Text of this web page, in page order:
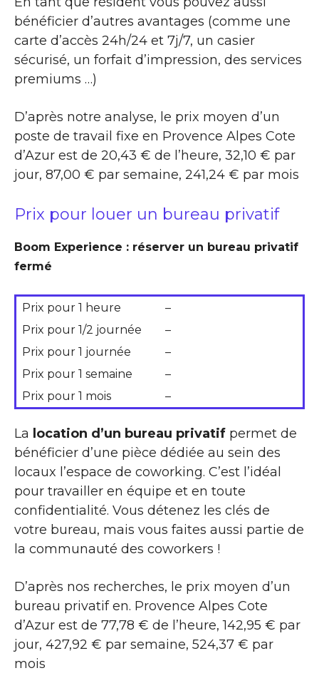
bénéficier d’autres avantages (comme une
carte d’accès 24h/24 et 7j/7, un casier
sécurisé, un forfait d’impression, des services
premiums …)
D’après notre analyse, le prix moyen d’un
poste de travail fixe en Provence Alpes Cote
d’Azur est de 20,43 € de l’heure, 32,10 € par
jour, 87,00 € par semaine, 241,24 € par mois
Prix pour louer un bureau privatif
Boom Experience : réserver un bureau privatif
fermé
Prix pour 1 heure
–
Prix pour 1/2 journée
–
Prix pour 1 journée
–
Prix pour 1 semaine
–
Prix pour 1 mois
–
La location d’un bureau privatif permet de
bénéficier d’une pièce dédiée au sein des
locaux l’espace de coworking. C’est l’idéal
pour travailler en équipe et en toute
confidentialité. Vous détenez les clés de
votre bureau, mais vous faites aussi partie de
la communauté des coworkers !
D’après nos recherches, le prix moyen d’un
bureau privatif en. Provence Alpes Cote
d’Azur est de 77,78 € de l’heure, 142,95 € par
jour, 427,92 € par semaine, 524,37 € par
mois